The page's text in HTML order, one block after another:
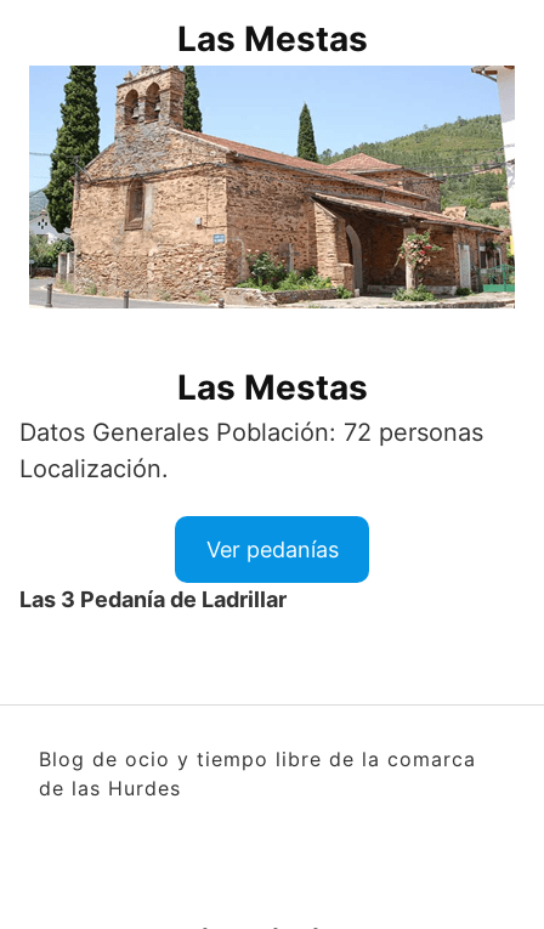
Las Mestas
Las Mestas
Datos Generales Población: 72 personas
Localización.
Ver pedanías
Las 3 Pedanía de Ladrillar
Blog de ocio y tiempo libre de la comarca
de las Hurdes